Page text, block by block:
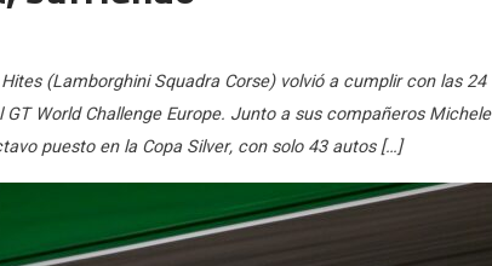
(Lamborghini Squadra Corse) volvió a cumplir con las 24
World Challenge Europe. Junto a sus compañeros Michele
puesto en la Copa Silver, con solo 43 autos […]